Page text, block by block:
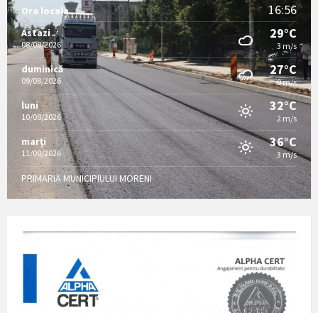
Ora locala 16:56
Astazi
08/08/2026
29°C
3 m/s
duminică
09/08/2026
27°C
0 m/s
luni
10/08/2026
32°C
2 m/s
marți
11/08/2026
36°C
3 m/s
PRIMARIA MUNICIPIULUI MORENI